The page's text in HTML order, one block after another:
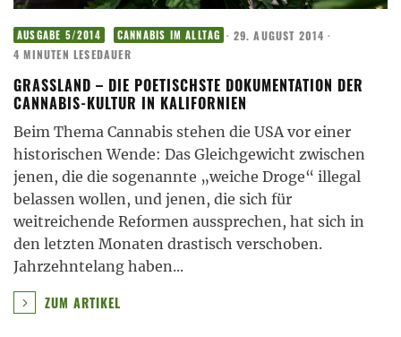
AUSGABE 5/2014 CANNABIS IM ALLTAG · 29. AUGUST 2014 ·
4 MINUTEN LESEDAUER
GRASSLAND – DIE POETISCHSTE DOKUMENTATION DER
CANNABIS-KULTUR IN KALIFORNIEN
Beim Thema Cannabis stehen die USA vor einer
historischen Wende: Das Gleichgewicht zwischen
jenen, die die sogenannte „weiche Droge“ illegal
belassen wollen, und jenen, die sich für
weitreichende Reformen aussprechen, hat sich in
den letzten Monaten drastisch verschoben.
Jahrzehntelang haben...
ZUM ARTIKEL